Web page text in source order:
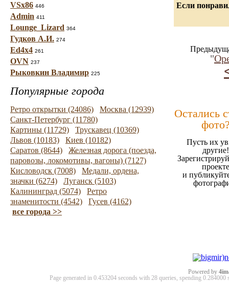
VSx86 446
Admin 411
Lounge_Lizard 364
Гудков А.И. 274
Ed4x4 261
OVN 237
Рыковкин Владимир 225
Популярные города
Ретро открытки (24086)
Москва (12939)
Санкт-Петербург (11780)
Картины (11729)
Трускавец (10369)
Львов (10183)
Киев (10182)
Саратов (8644)
Железная дорога (поезда,
паровозы, локомотивы, вагоны) (7127)
Кисловодск (7008)
Медали, ордена,
значки (6274)
Луганск (5103)
Калининград (5074)
Ретро
знаменитости (4542)
Гусев (4162)
все города >>
Если
"
Остались
Пусть их
другие!
проекте
и
Powered by
Page generated in 0.453204 seconds with 28 queries, spending